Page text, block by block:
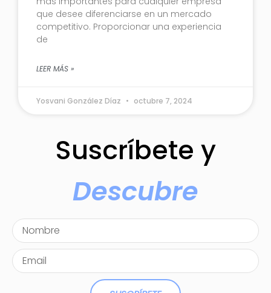
que desee diferenciarse en un mercado
competitivo. Proporcionar una experiencia
de
LEER MÁS »
Yosvani González Díaz octubre 7, 2024
Suscríbete y
Descubre